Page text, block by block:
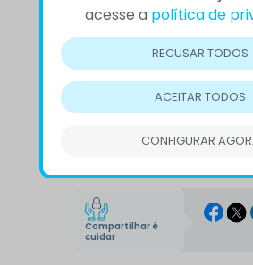
Eixo Comunicação CVV
#dia dos pais
Compartilhar é
cuidar
acesse a política de
RECUSAR TODOS
ACEITAR TODOS
CONFIGURAR